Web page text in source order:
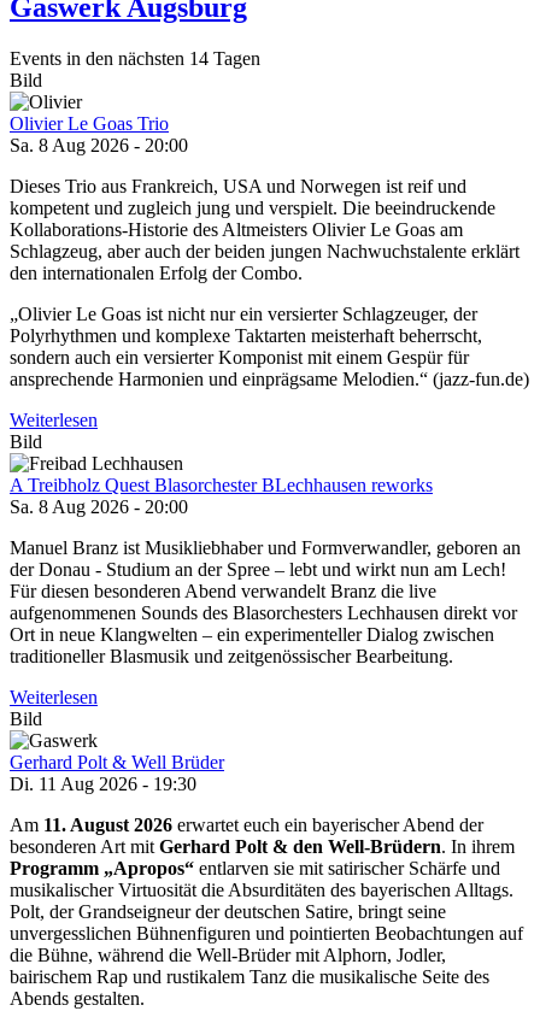
Gaswerk Augsburg
Events in den nächsten 14 Tagen
Bild
Olivier Le Goas Trio
Sa. 8 Aug 2026 - 20:00
Dieses Trio aus Frankreich, USA und Norwegen ist reif und
kompetent und zugleich jung und verspielt. Die beeindruckende
Kollaborations-Historie des Altmeisters Olivier Le Goas am
Schlagzeug, aber auch der beiden jungen Nachwuchstalente erklärt
den internationalen Erfolg der Combo.
„Olivier Le Goas ist nicht nur ein versierter Schlagzeuger, der
Polyrhythmen und komplexe Taktarten meisterhaft beherrscht,
sondern auch ein versierter Komponist mit einem Gespür für
ansprechende Harmonien und einprägsame Melodien.“ (jazz-fun.de)
Weiterlesen
Bild
A Treibholz Quest Blasorchester BLechhausen reworks
Sa. 8 Aug 2026 - 20:00
Manuel Branz ist Musikliebhaber und Formverwandler, geboren an
der Donau - Studium an der Spree – lebt und wirkt nun am Lech!
Für diesen besonderen Abend verwandelt Branz die live
aufgenommenen Sounds des Blasorchesters Lechhausen direkt vor
Ort in neue Klangwelten – ein experimenteller Dialog zwischen
traditioneller Blasmusik und zeitgenössischer Bearbeitung.
Weiterlesen
Bild
Gerhard Polt & Well Brüder
Di. 11 Aug 2026 - 19:30
Am 11. August 2026 erwartet euch ein bayerischer Abend der
besonderen Art mit Gerhard Polt & den Well-Brüdern. In ihrem
Programm „Apropos“ entlarven sie mit satirischer Schärfe und
musikalischer Virtuosität die Absurditäten des bayerischen Alltags.
Polt, der Grandseigneur der deutschen Satire, bringt seine
unvergesslichen Bühnenfiguren und pointierten Beobachtungen auf
die Bühne, während die Well-Brüder mit Alphorn, Jodler,
bairischem Rap und rustikalem Tanz die musikalische Seite des
Abends gestalten.